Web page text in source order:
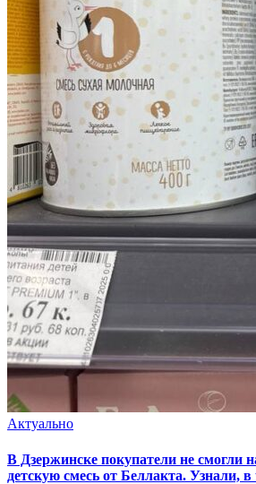
Актуально
В Дзержинске покупатели не смогли
детскую смесь от Беллакта. Узнали, в